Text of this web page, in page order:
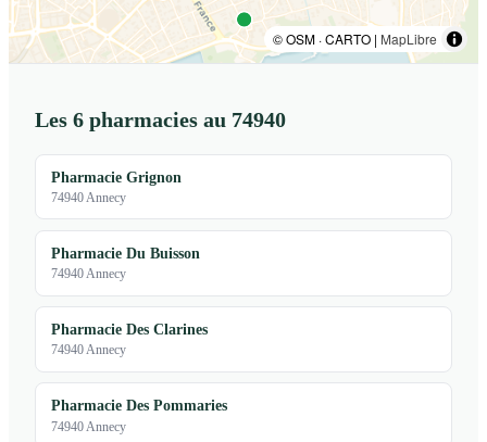
© OSM · CARTO | MapLibre
Les 6 pharmacies au 74940
Pharmacie Grignon
74940 Annecy
Pharmacie Du Buisson
74940 Annecy
Pharmacie Des Clarines
74940 Annecy
Pharmacie Des Pommaries
74940 Annecy